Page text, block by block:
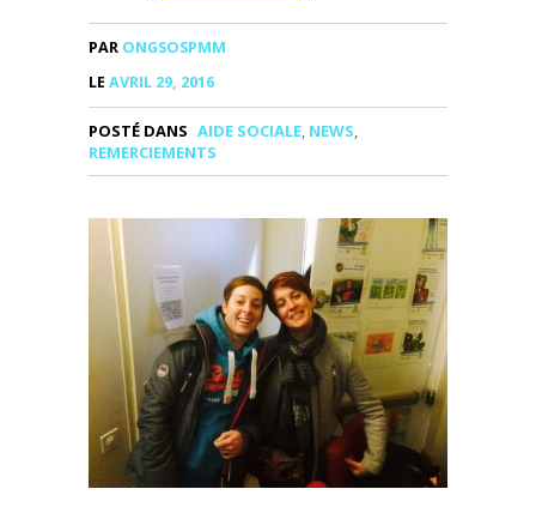
PAR ONGSOSPMM
LE AVRIL 29, 2016
POSTÉ DANS AIDE SOCIALE, NEWS,
REMERCIEMENTS